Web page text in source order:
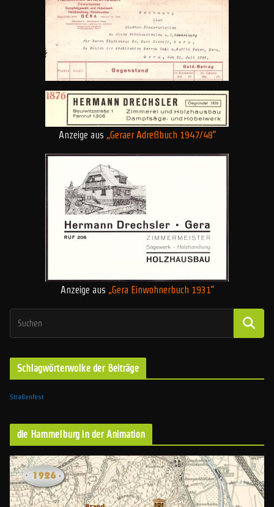
Anzeige aus „Geraer Adreßbuch 1947/48“
Anzeige aus „Gera Einwohnerbuch 1931“
Schlagwörterwolke der Beiträge
Straßenfest
die Hammelburg in der Animation